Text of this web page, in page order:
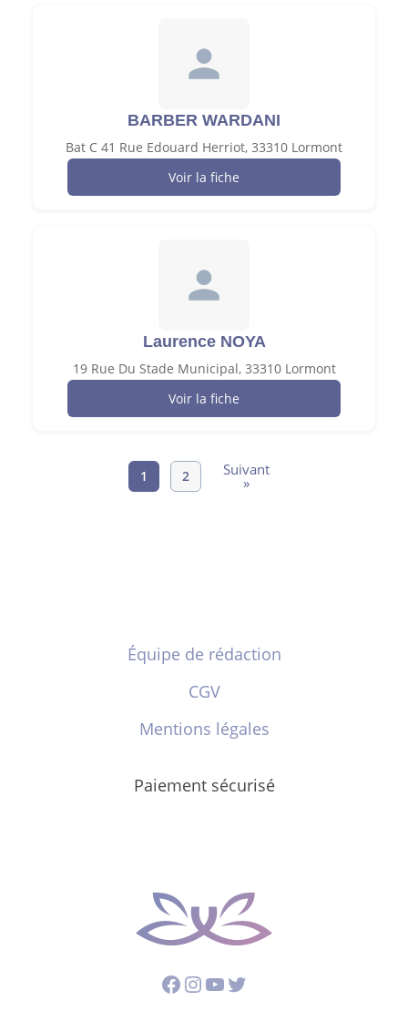
BARBER WARDANI
Bat C 41 Rue Edouard Herriot, 33310 Lormont
Voir la fiche
Laurence NOYA
19 Rue Du Stade Municipal, 33310 Lormont
Voir la fiche
1 2 Suivant
»
Équipe de rédaction
CGV
Mentions légales
Paiement sécurisé
Facebook
Instagram
YouTube
Twitter